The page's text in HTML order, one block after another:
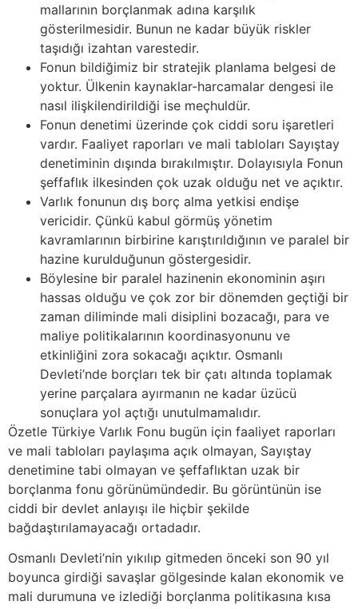
mallarının borçlanmak adına karşılık
gösterilmesidir. Bunun ne kadar büyük riskler
taşıdığı izahtan varestedir.
Fonun bildiğimiz bir stratejik planlama belgesi de
yoktur. Ülkenin kaynaklar-harcamalar dengesi ile
nasıl ilişkilendirildiği ise meçhuldür.
Fonun denetimi üzerinde çok ciddi soru işaretleri
vardır. Faaliyet raporları ve mali tabloları Sayıştay
denetiminin dışında bırakılmıştır. Dolayısıyla Fonun
şeffaflık ilkesinden çok uzak olduğu net ve açıktır.
Varlık fonunun dış borç alma yetkisi endişe
vericidir. Çünkü kabul görmüş yönetim
kavramlarının birbirine karıştırıldığının ve paralel bir
hazine kurulduğunun göstergesidir.
Böylesine bir paralel hazinenin ekonominin aşırı
hassas olduğu ve çok zor bir dönemden geçtiği bir
zaman diliminde mali disiplini bozacağı, para ve
maliye politikalarının koordinasyonunu ve
etkinliğini zora sokacağı açıktır. Osmanlı
Devleti’nde borçları tek bir çatı altında toplamak
yerine parçalara ayırmanın ne kadar üzücü
sonuçlara yol açtığı unutulmamalıdır.
Özetle Türkiye Varlık Fonu bugün için faaliyet raporları
ve mali tabloları paylaşıma açık olmayan, Sayıştay
denetimine tabi olmayan ve şeffaflıktan uzak bir
borçlanma fonu görünümündedir. Bu görüntünün ise
ciddi bir devlet anlayışı ile hiçbir şekilde
bağdaştırılamayacağı ortadadır.
Osmanlı Devleti’nin yıkılıp gitmeden önceki son 90 yıl
boyunca girdiği savaşlar gölgesinde kalan ekonomik ve
mali durumuna ve izlediği borçlanma politikasına kısa